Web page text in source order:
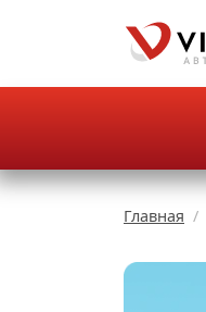
Главная